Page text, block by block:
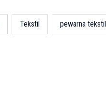
Tekstil pewarna tekstil